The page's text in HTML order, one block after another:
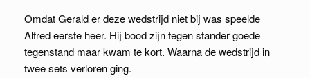
Omdat Gerald er deze wedstrijd niet bij was speelde
Alfred eerste heer. Hij bood zijn tegen stander goede
tegenstand maar kwam te kort. Waarna de wedstrijd in
twee sets verloren ging.